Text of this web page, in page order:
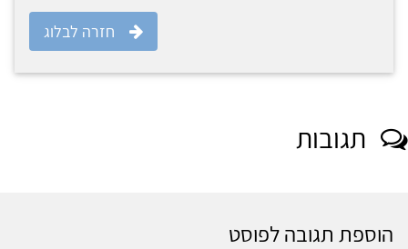
חזרה לבלוג
תגובות
הוספת תגובה לפוסט